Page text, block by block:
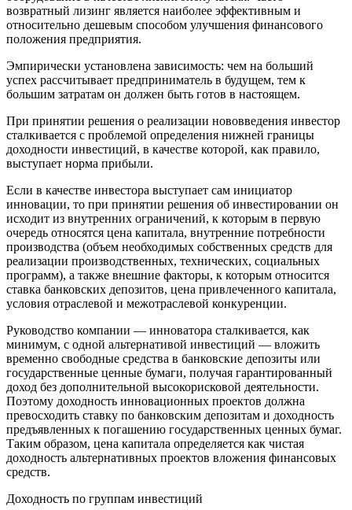
возвратный лизинг является наиболее эффективным и
относительно дешевым способом улучшения финансового
положения предприятия.
Эмпирически установлена зависимость: чем на больший
успех рассчитывает предприниматель в будущем, тем к
большим затратам он должен быть готов в настоящем.
При принятии решения о реализации нововведения инвестор
сталкивается с проблемой определения нижней границы
доходности инвестиций, в качестве которой, как правило,
выступает норма прибыли.
Если в качестве инвестора выступает сам инициатор
инновации, то при принятии решения об инвестировании он
исходит из внутренних ограничений, к которым в первую
очередь относятся цена капитала, внутренние потребности
производства (объем необходимых собственных средств для
реализации производственных, технических, социальных
программ), а также внешние факторы, к которым относится
ставка банковских депозитов, цена привлеченного капитала,
условия отраслевой и межотраслевой конкуренции.
Руководство компании — инноватора сталкивается, как
минимум, с одной альтернативой инвестиций — вложить
временно свободные средства в банковские депозиты или
государственные ценные бумаги, получая гарантированный
доход без дополнительной высокорисковой деятельности.
Поэтому доходность инновационных проектов должна
превосходить ставку по банковским депозитам и доходность
предъявленных к погашению государственных ценных бумаг.
Таким образом, цена капитала определяется как чистая
доходность альтернативных проектов вложения финансовых
средств.
Доходность по группам инвестиций